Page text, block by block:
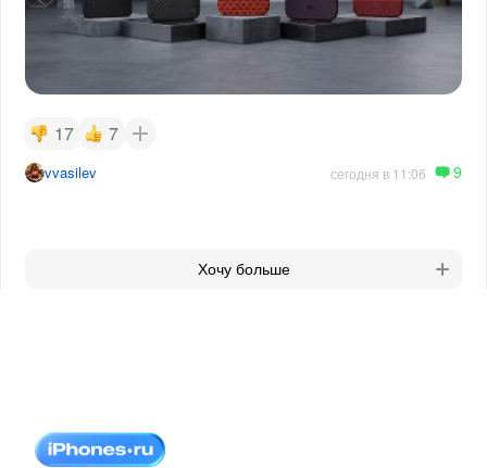
17 7
vvasilev сегодня в 11:06 9
Хочу больше